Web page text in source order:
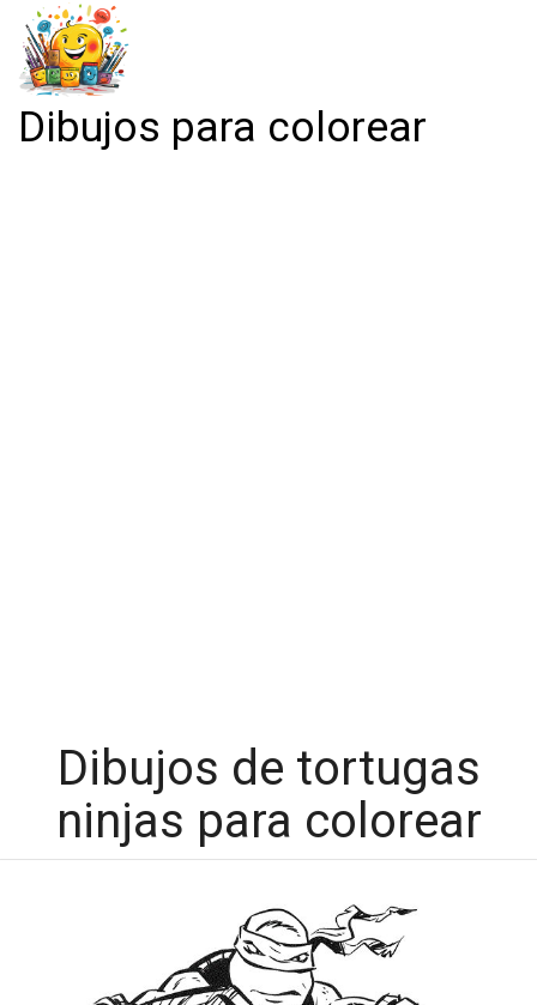
Dibujos para colorear
Dibujos de tortugas
ninjas para colorear